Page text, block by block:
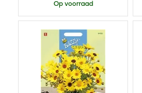
Op voorraad